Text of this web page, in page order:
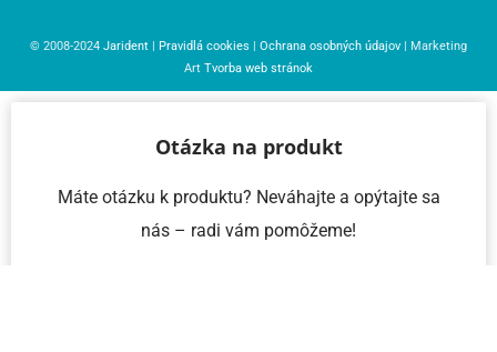
© 2008-2024 Jarident | Pravidlá cookies | Ochrana osobných údajov | Marketing
Art Tvorba web stránok
Otázka na produkt
Máte otázku k produktu? Neváhajte a opýtajte sa
nás – radi vám pomôžeme!